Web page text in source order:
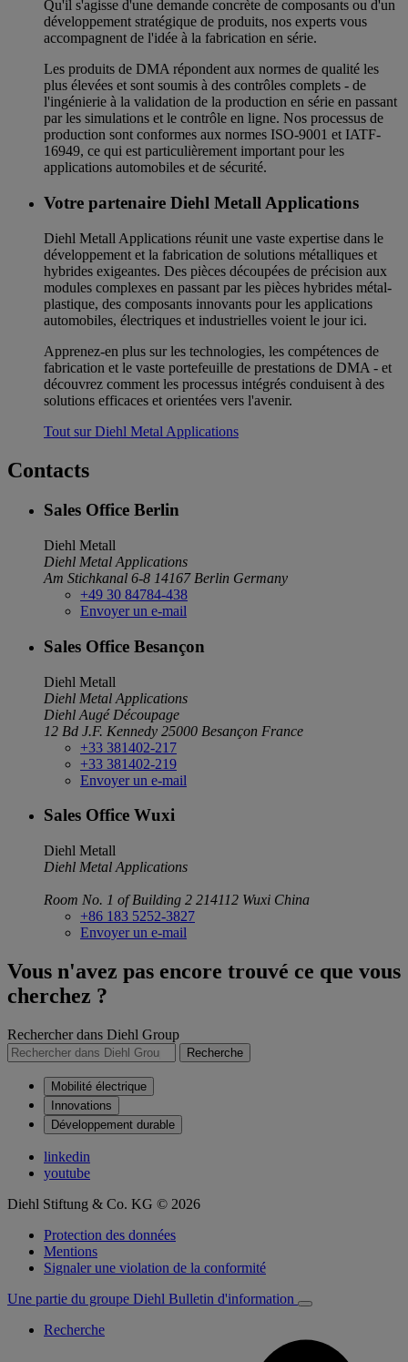
Qu'il s'agisse d'une demande concrète de composants ou d'un
développement stratégique de produits, nos experts vous
accompagnent de l'idée à la fabrication en série.
Les produits de DMA répondent aux normes de qualité les
plus élevées et sont soumis à des contrôles complets - de
l'ingénierie à la validation de la production en série en passant
par les simulations et le contrôle en ligne. Nos processus de
production sont conformes aux normes ISO-9001 et IATF-
16949, ce qui est particulièrement important pour les
applications automobiles et de sécurité.
Votre partenaire Diehl Metall Applications
Diehl Metall Applications réunit une vaste expertise dans le
développement et la fabrication de solutions métalliques et
hybrides exigeantes. Des pièces découpées de précision aux
modules complexes en passant par les pièces hybrides métal-
plastique, des composants innovants pour les applications
automobiles, électriques et industrielles voient le jour ici.
Apprenez-en plus sur les technologies, les compétences de
fabrication et le vaste portefeuille de prestations de DMA - et
découvrez comment les processus intégrés conduisent à des
solutions efficaces et orientées vers l'avenir.
Tout sur Diehl Metal Applications
Contacts
Sales Office Berlin
Diehl Metall
Diehl Metal Applications
Am Stichkanal 6-8 14167 Berlin Germany
+49 30 84784-438
Envoyer un e-mail
Sales Office Besançon
Diehl Metall
Diehl Metal Applications
Diehl Augé Découpage
12 Bd J.F. Kennedy 25000 Besançon France
+33 381402-217
+33 381402-219
Envoyer un e-mail
Sales Office Wuxi
Diehl Metall
Diehl Metal Applications
Room No. 1 of Building 2 214112 Wuxi China
+86 183 5252-3827
Envoyer un e-mail
Vous n'avez pas encore trouvé ce que vous
cherchez ?
Rechercher dans Diehl Group
Recherche
Mobilité électrique
Innovations
Développement durable
linkedin
youtube
Diehl Stiftung & Co. KG © 2026
Protection des données
Mentions
Signaler une violation de la conformité
Une partie du groupe Diehl Bulletin d'information
Recherche